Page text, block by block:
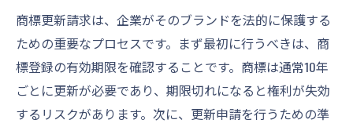
商標更新請求は、企業がそのブランドを法的に保護する
ための重要なプロセスです。まず最初に行うべきは、商
標登録の有効期限を確認することです。商標は通常10年
ごとに更新が必要であり、期限切れになると権利が失効
するリスクがあります。次に、更新申請を行うための準